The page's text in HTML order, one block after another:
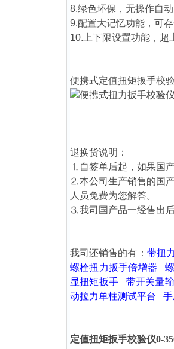
8.绿色环保，无操作自
9.配置大记忆功能，可
10.上下限设置功能，超
便携式定值扭矩扳手校
退换货说明：
⒈自签单后起，如果国
⒉本公司生产销售的国
人员免费为您解答。
⒊我司国产品一经售出
我司还销售的有： 带扭
螺栓扭力扳手倍增器
显扭矩扳手
带开关量
动拉力单柱测试平台
定值扭矩扳手校验仪0-